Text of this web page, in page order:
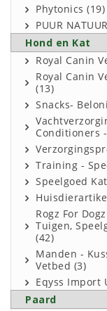
Phytonics (19)
PUUR
Hond en Kat
Royal Canin
Royal Canin
(13)
Snacks-
Conditioners
Training -
Speelgoed
Rogz For
Tuigen,
(42)
Manden -
Vetbed (3)
Eqyss Import
Paard